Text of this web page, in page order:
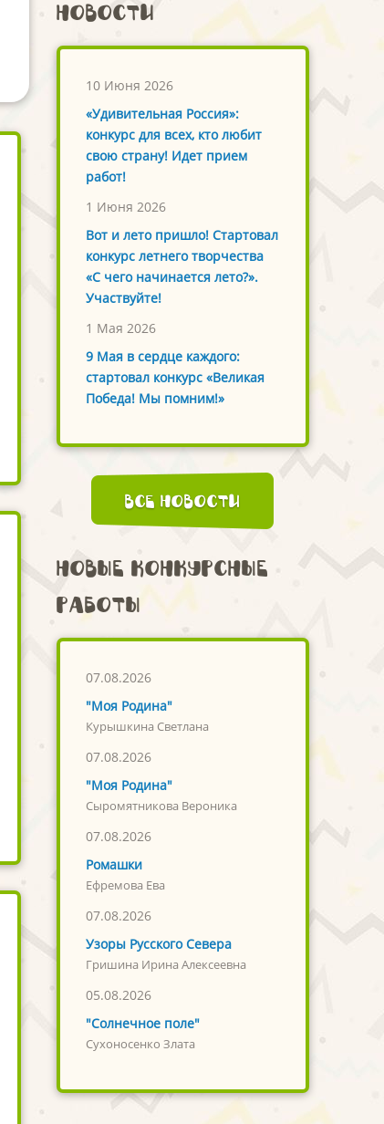
Новости
10 Июня 2026
«Удивительная Россия»:
конкурс для всех, кто любит
свою страну! Идет прием
работ!
1 Июня 2026
Вот и лето пришло! Стартовал
конкурс летнего творчества
«С чего начинается лето?».
Участвуйте!
1 Мая 2026
9 Мая в сердце каждого:
стартовал конкурс «Великая
Победа! Мы помним!»
Все новости
Новые конкурсные
работы
07.08.2026
"Моя Родина"
Курышкина Светлана
07.08.2026
"Моя Родина"
Сыромятникова Вероника
07.08.2026
Ромашки
Ефремова Ева
07.08.2026
Узоры Русского Севера
Гришина Ирина Алексеевна
05.08.2026
"Солнечное поле"
Сухоносенко Злата